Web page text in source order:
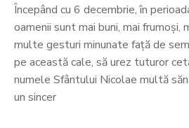
Începând cu 6 decembrie, în
oamenii sunt mai buni, mai frumoşi,
multe gesturi minunate faţă de
pe această cale, să urez tuturor
numele Sfântului Nicolae multă
un sincer